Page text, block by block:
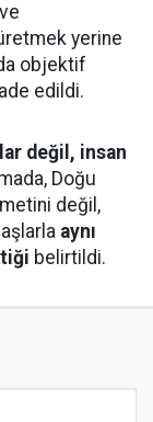
yerine
objektif
edildi.
değil, insan
Doğu
değil,
aynı
belirtildi.